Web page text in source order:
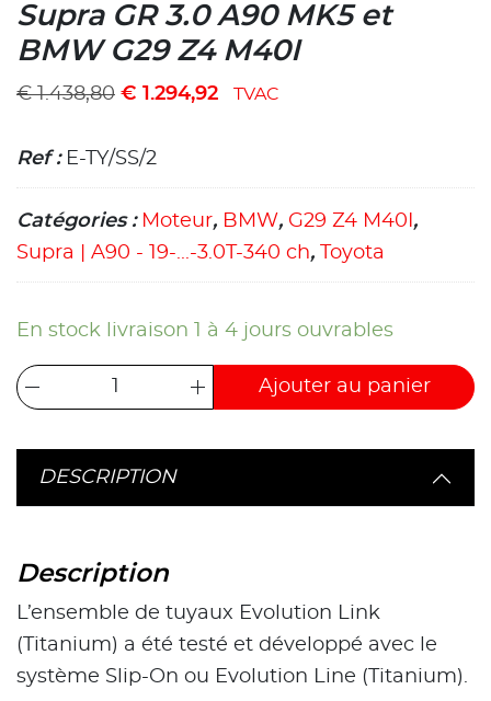
Supra GR 3.0 A90 MK5 et
BMW G29 Z4 M40I
€1.438,80 € 1.294,92 TVAC
Ref : E-TY/SS/2
Catégories : Moteur, BMW, G29 Z4 M40I ,
Supra | A90 - 19-...-3.0T-340 ch, Toyota
En stock livraison 1 à 4 jours ouvrables
Ajouter au panier
DESCRIPTION
Description
L’ensemble de tuyaux Evolution Link
(Titanium) a été testé et développé avec le
système Slip-On ou Evolution Line (Titanium).